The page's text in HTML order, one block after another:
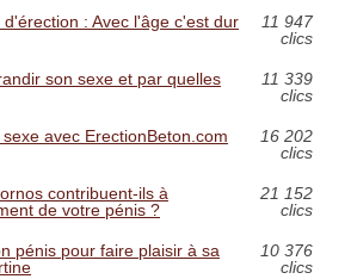
: Avec l'âge c'est dur
11 947
clics
son sexe et par quelles
11 339
clics
avec ErectionBeton.com
16 202
clics
contribuent-ils à
de votre pénis ?
21 152
clics
pénis pour faire plaisir à sa
10 376
clics